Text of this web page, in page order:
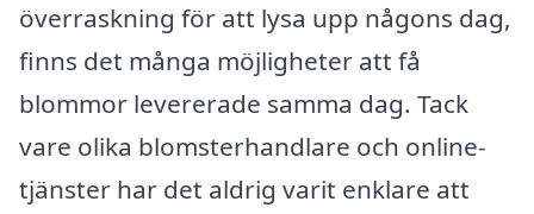
överraskning för att lysa upp någons dag,
finns det många möjligheter att få
blommor levererade samma dag. Tack
vare olika blomsterhandlare och online-
tjänster har det aldrig varit enklare att